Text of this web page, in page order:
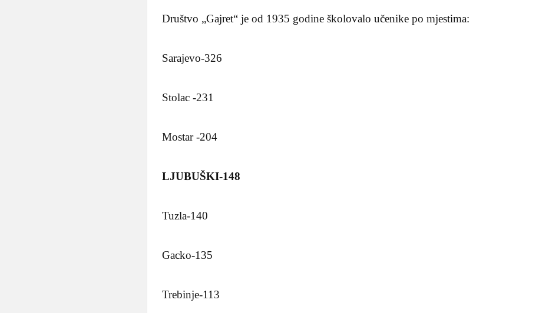
Društvo „Gajret“ je od 1935 godine školovalo učenike po mjestima:
Sarajevo-326
Stolac -231
Mostar -204
LJUBUŠKI-148
Tuzla-140
Gacko-135
Trebinje-113